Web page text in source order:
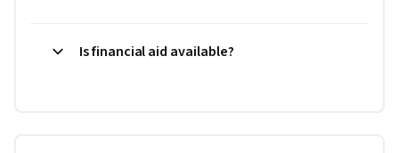
Is financial aid available?